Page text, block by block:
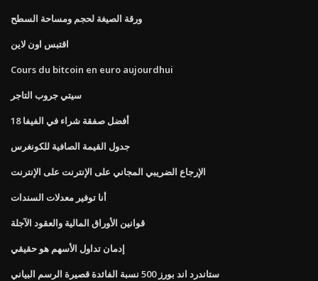
ورقة الصيغة لحجم ومساحة السطح
اقتبس اون لاين
Cours du bitcoin en euro aujourdhui
سيتي جروب التاجر
أفضل صفقة شراء في الفيفا 18
جدول القيمة الصافية للكونغرس
الإرجاع الضريبي المجاني على الإنترنت على الإنترنت
أنا توفير معدلات السندات
قوانين الأوراق المالية والعقود الآجلة
إدمان تداول الأسهم هو حقيقي
ستاندرد اند بورز 500 نسبة الفائدة قصيرة الرسم البياني